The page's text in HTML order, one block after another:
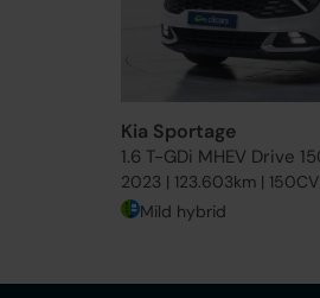
Kia Sportage
1.6 T-GDi MHEV Drive
2023 | 123.603km |
Mild hybrid